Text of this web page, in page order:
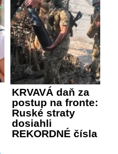
KRVAVÁ daň za
postup na fronte:
Ruské straty
dosiahli
REKORDNÉ čísla